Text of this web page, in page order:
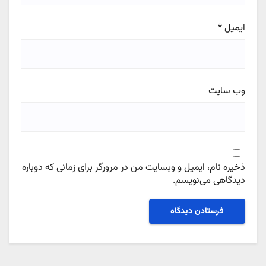
ایمیل*
وب‌ سایت
ذخیره نام، ایمیل و وبسایت من در مرورگر برای زمانی که دوباره
دیدگاهی می‌نویسم.